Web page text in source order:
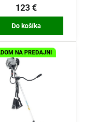
123 €
Do košíka
NA PREDAJNI